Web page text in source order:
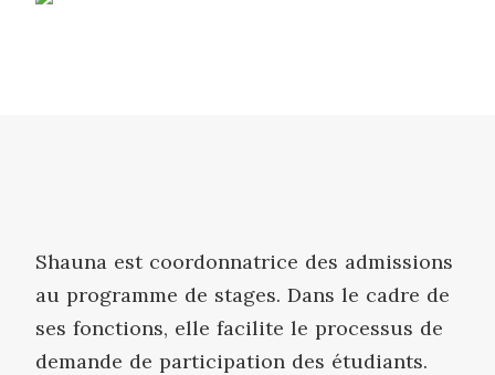
Shauna est coordonnatrice des admissions
au programme de stages. Dans le cadre de
ses fonctions, elle facilite le processus de
demande de participation des étudiants.